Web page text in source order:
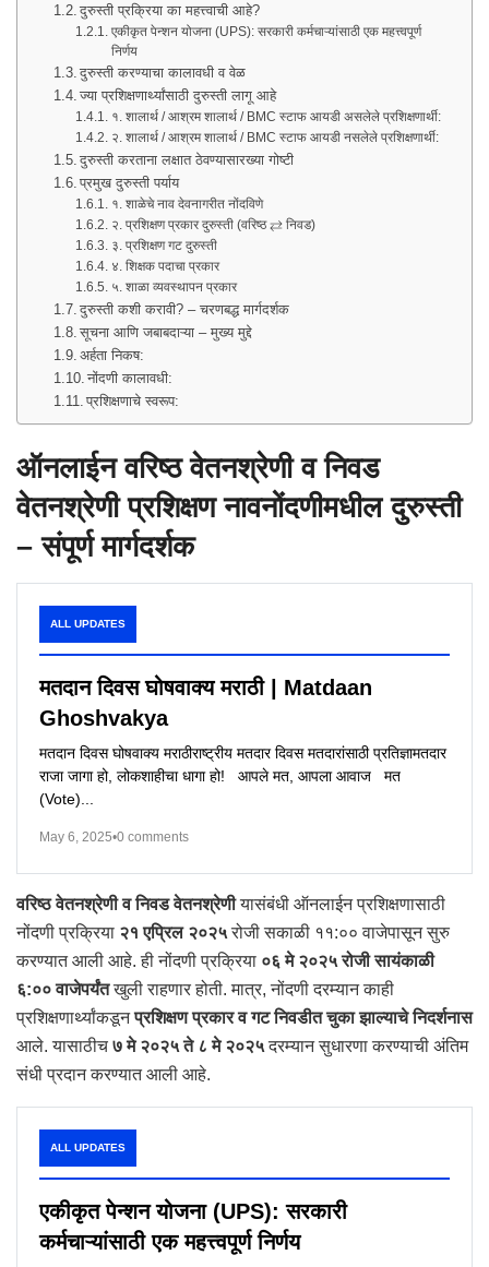
दुरुस्ती प्रक्रिया का महत्त्वाची आहे?
एकीकृत पेन्शन योजना (UPS): सरकारी कर्मचाऱ्यांसाठी एक महत्त्वपूर्ण
निर्णय
दुरुस्ती करण्याचा कालावधी व वेळ
ज्या प्रशिक्षणार्थ्यांसाठी दुरुस्ती लागू आहे
१. शालार्थ / आश्रम शालार्थ / BMC स्टाफ आयडी असलेले प्रशिक्षणार्थी:
२. शालार्थ / आश्रम शालार्थ / BMC स्टाफ आयडी नसलेले प्रशिक्षणार्थी:
दुरुस्ती करताना लक्षात ठेवण्यासारख्या गोष्टी
प्रमुख दुरुस्ती पर्याय
१. शाळेचे नाव देवनागरीत नोंदविणे
२. प्रशिक्षण प्रकार दुरुस्ती (वरिष्ठ ⇄ निवड)
३. प्रशिक्षण गट दुरुस्ती
४. शिक्षक पदाचा प्रकार
५. शाळा व्यवस्थापन प्रकार
दुरुस्ती कशी करावी? – चरणबद्ध मार्गदर्शक
सूचना आणि जबाबदाऱ्या – मुख्य मुद्दे
अर्हता निकष:
नोंदणी कालावधी:
प्रशिक्षणाचे स्वरूप:
ऑनलाईन वरिष्ठ वेतनश्रेणी व निवड
वेतनश्रेणी प्रशिक्षण नावनोंदणीमधील दुरुस्ती
– संपूर्ण मार्गदर्शक
ALL UPDATES
मतदान दिवस घोषवाक्य मराठी | Matdaan
Ghoshvakya
मतदान दिवस घोषवाक्य मराठीराष्ट्रीय मतदार दिवस मतदारांसाठी प्रतिज्ञामतदार
राजा जागा हो, लोकशाहीचा धागा हो! आपले मत, आपला आवाज मत
(Vote)...
May 6, 2025•0 comments
वरिष्ठ वेतनश्रेणी व निवड वेतनश्रेणीयासंबंधी ऑनलाईन प्रशिक्षणासाठी
नोंदणी प्रक्रिया २१ एप्रिल २०२५रोजी सकाळी ११:०० वाजेपासून सुरु
करण्यात आली आहे. ही नोंदणी प्रक्रिया ०६ मे २०२५ रोजी सायंकाळी
६:०० वाजेपर्यंतखुली राहणार होती. मात्र, नोंदणी दरम्यान काही
प्रशिक्षणार्थ्यांकडूनप्रशिक्षण प्रकार व गट निवडीत चुका झाल्याचे निदर्शनास
आले. यासाठीच ७ मे २०२५ ते ८ मे २०२५दरम्यान सुधारणा करण्याची अंतिम
संधी प्रदान करण्यात आली आहे.
ALL UPDATES
एकीकृत पेन्शन योजना (UPS): सरकारी
कर्मचाऱ्यांसाठी एक महत्त्वपूर्ण निर्णय